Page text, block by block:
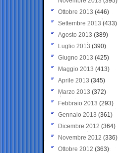
Ottobre 2013 (446)
Settembre 2013 (433)
Agosto 2013 (389)
Luglio 2013 (390)
Giugno 2013 (425)
Maggio 2013 (413)
Aprile 2013 (345)
Marzo 2013 (372)
Febbraio 2013 (293)
Gennaio 2013 (361)
Dicembre 2012 (364)
Novembre 2012 (336)
Ottobre 2012 (363)